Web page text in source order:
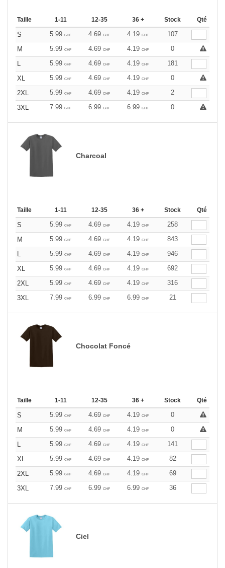
Taille 1-11 12-35 36 + Stock Qté
S 5.99 CHF 4.69 CHF 4.19 CHF
107
M
5.99 CHF 4.69 CHF 4.19 CHF
0
L
5.99 CHF 4.69 CHF 4.19 CHF
181
XL
5.99 CHF 4.69 CHF 4.19 CHF
0
2XL
5.99 CHF 4.69 CHF 4.19 CHF
2
3XL
7.99 CHF 6.99 CHF 6.99 CHF 0
Charcoal
Taille 1-11 12-35 36 + Stock Qté
S 5.99 CHF 4.69 CHF 4.19 CHF
258
M
5.99 CHF 4.69 CHF 4.19 CHF
843
L
5.99 CHF 4.69 CHF 4.19 CHF
946
XL
5.99 CHF 4.69 CHF 4.19 CHF
692
2XL
5.99 CHF 4.69 CHF 4.19 CHF
316
3XL
7.99 CHF 6.99 CHF 6.99 CHF 21
Chocolat Foncé
Taille 1-11 12-35 36 + Stock Qté
S 5.99 CHF 4.69 CHF 4.19 CHF
0
M
5.99 CHF 4.69 CHF 4.19 CHF
0
L
5.99 CHF 4.69 CHF 4.19 CHF
141
XL
5.99 CHF 4.69 CHF 4.19 CHF
82
2XL
5.99 CHF 4.69 CHF 4.19 CHF
69
3XL
7.99 CHF 6.99 CHF 6.99 CHF 36
Ciel